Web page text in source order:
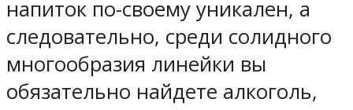
напиток по-своему уникален, а
следовательно, среди солидного
многообразия линейки вы
обязательно найдете алкоголь,